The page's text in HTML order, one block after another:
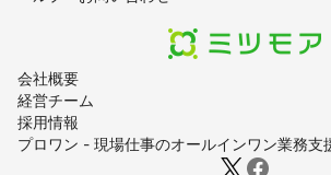
会社概要
経営チーム
採用情報
プロワン - 現場仕事のオールインワン業務支